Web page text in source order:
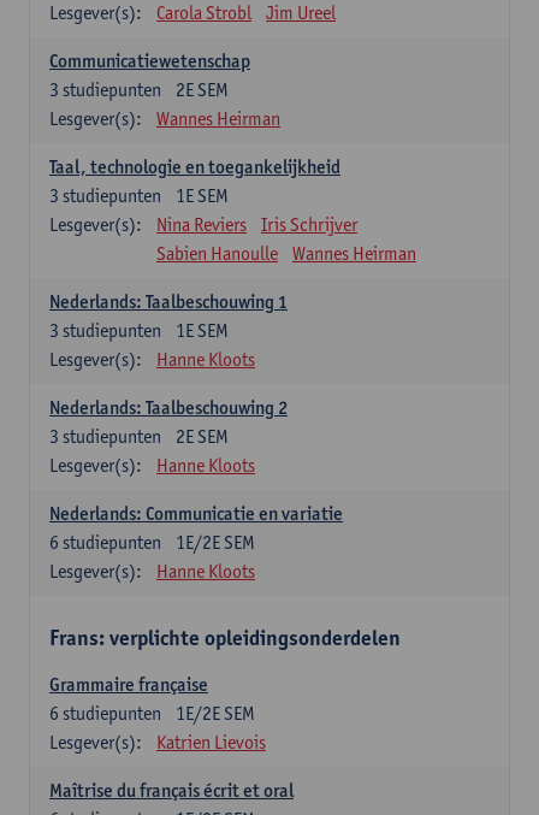
Lesgever(s):
Carola Strobl Jim Ureel
Communicatiewetenschap
2E SEM
3 studiepunten
Lesgever(s):
Wannes Heirman
Taal, technologie en toegankelijkheid
1E SEM
3 studiepunten
Lesgever(s):
Nina Reviers
Iris Schrijver
Sabien Hanoulle
Wannes Heirman
Nederlands: Taalbeschouwing 1
1E SEM
3 studiepunten
Lesgever(s):
Hanne Kloots
Nederlands: Taalbeschouwing 2
2E SEM
3 studiepunten
Lesgever(s):
Hanne Kloots
Nederlands: Communicatie en variatie
1E/2E SEM
6 studiepunten
Lesgever(s):
Hanne Kloots
Frans: verplichte opleidingsonderdelen
Grammaire française
1E/2E SEM
6 studiepunten
Lesgever(s):
Katrien Lievois
Maîtrise du français écrit et oral